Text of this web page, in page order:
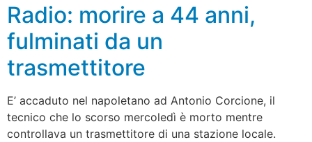
Radio: morire a 44 anni,
fulminati da un
trasmettitore
E’ accaduto nel napoletano ad Antonio Corcione, il
tecnico che lo scorso mercoledì è morto mentre
controllava un trasmettitore di una stazione locale.